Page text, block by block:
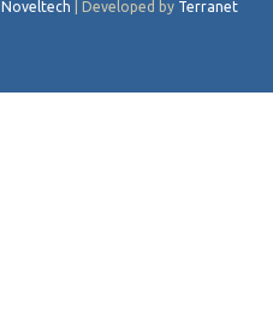
Noveltech | Developed by Terranet